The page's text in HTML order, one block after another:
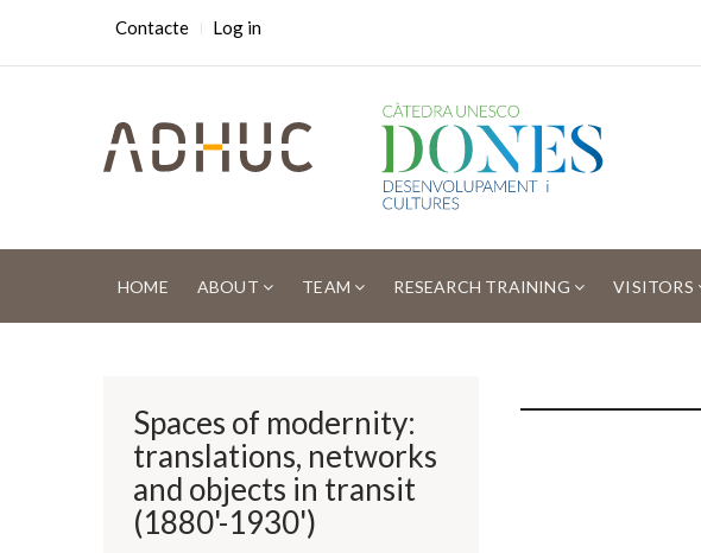
USER
ACCOUNT
MENU
Contacte Log in
MAIN
NAVIGATION
HOME ABOUT TEAM RESEARCH TRAINING VISITORS
Spaces of modernity:
translations, networks
and objects in transit
(1880'-1930')